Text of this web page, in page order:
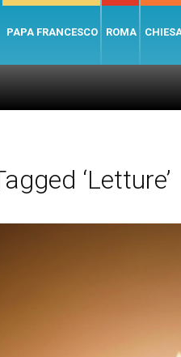
PAPA FRANCESCO ROMA
‘letture’